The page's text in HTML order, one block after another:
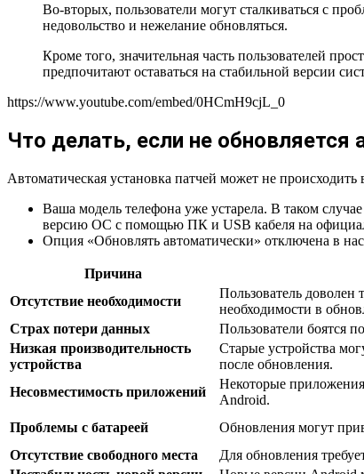
Во-вторых, пользователи могут сталкиваться с
недовольство и нежелание обновляться.
Кроме того, значительная часть пользователей
предпочитают оставаться на стабильной версии
https://www.youtube.com/embed/0HCmH9cjL_0
Что делать, если не обновляется
Автоматическая установка патчей может не происходить
Ваша модель телефона уже устарела. В таком
версию ОС с помощью ПК и USB кабеля на
Опция «Обновлять автоматически» отключена в
Причина
Отсутствие необходимости
Пользователь
необходимости в
Страх потери данных
Пользователи боятся
Низкая производительность
устройства
Старые устройства
после обновления.
Несовместимость приложений
Некоторые
Android.
Проблемы с батареей Обновления могут
Отсутствие свободного места
Для обновления